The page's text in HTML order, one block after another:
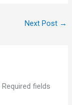
Next Post →
Required fields